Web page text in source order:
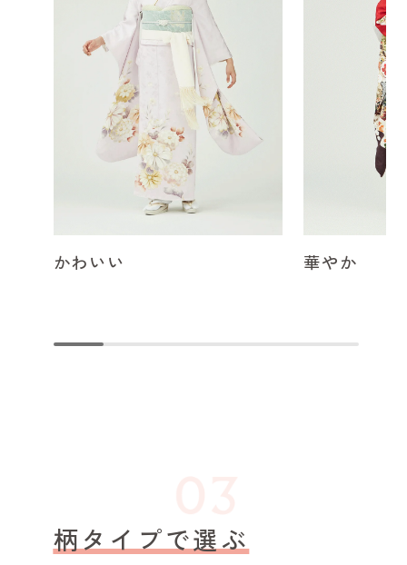
かわいい 華やか
柄タイプで選ぶ